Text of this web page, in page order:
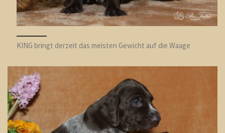
KING bringt derzeit das meisten Gewicht auf die Waage